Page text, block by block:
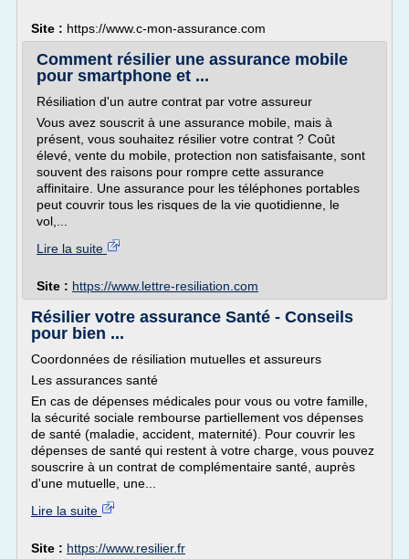
Site : https://www.c-mon-assurance.com
Comment résilier une assurance mobile
pour smartphone et ...
Résiliation d'un autre contrat par votre assureur
Vous avez souscrit à une assurance mobile, mais à
présent, vous souhaitez résilier votre contrat ? Coût
élevé, vente du mobile, protection non satisfaisante, sont
souvent des raisons pour rompre cette assurance
affinitaire. Une assurance pour les téléphones portables
peut couvrir tous les risques de la vie quotidienne, le
vol,...
Lire la suite
Site : https://www.lettre-resiliation.com
Résilier votre assurance Santé - Conseils
pour bien ...
Coordonnées de résiliation mutuelles et assureurs
Les assurances santé
En cas de dépenses médicales pour vous ou votre famille,
la sécurité sociale rembourse partiellement vos dépenses
de santé (maladie, accident, maternité). Pour couvrir les
dépenses de santé qui restent à votre charge, vous pouvez
souscrire à un contrat de complémentaire santé, auprès
d'une mutuelle, une...
Lire la suite
Site : https://www.resilier.fr